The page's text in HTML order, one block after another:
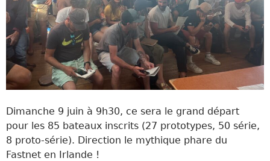
Dimanche 9 juin à 9h30, ce sera le grand départ
pour les 85 bateaux inscrits (27 prototypes, 50 série,
8 proto-série). Direction le mythique phare du
Fastnet en Irlande !